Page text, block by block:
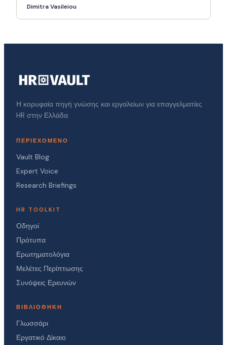
Dimitra Vasileiou
Η κορυφαία πηγή γνώσης και εργαλείων για επαγγελματίες
HR στην Ελλάδα.
ΠΕΡΙΕΧΌΜΕΝΟ
Vault Blog
Expert Voice
Research Briefings
HR TOOLKIT
Οδηγοί
Πρότυπα
Ερωτηματολόγια
Μελέτες Περίπτωσης
Συνόψεις Ερευνών
ΒΙΒΛΙΟΘΉΚΗ
Γλωσσάρι
Εργατικό Δίκαιο